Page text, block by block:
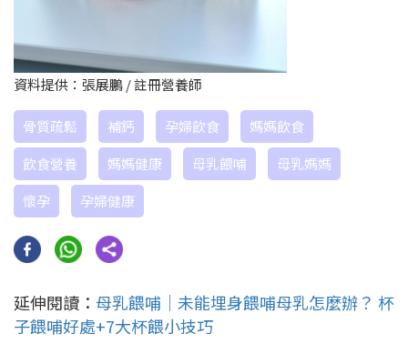
資料提供：張展鵬 / 註冊營養師
骨質疏鬆 補鈣 孕婦飲食
媽媽飲食
飲食營養
媽媽健康 母乳餵哺
母乳媽媽
懷孕
孕婦健康
延伸閱讀： 母乳餵哺｜未能埋身餵哺母乳怎麼辦？ 杯
子餵哺好處+7大杯餵小技巧